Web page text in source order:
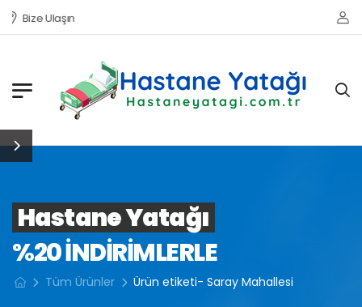
Bize Ulaşın
Hastane Yatağı
%20 INDIRIMLERLE
Tüm Ürünler Ürün etiketi- Saray Mahallesi